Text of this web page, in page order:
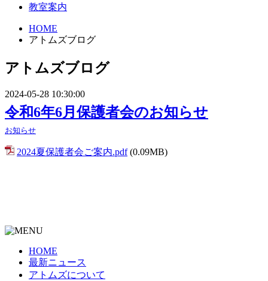
教室案内
HOME
アトムズブログ
アトムズブログ
2024-05-28 10:30:00
令和6年6月保護者会のお知らせ
お知らせ
2024夏保護者会ご案内.pdf (0.09MB)
HOME
最新ニュース
アトムズについて